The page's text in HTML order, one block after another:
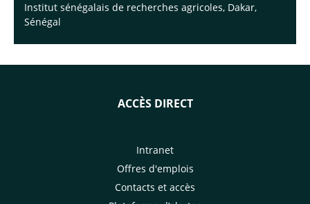
Institut sénégalais de recherches agricoles, Dakar,
Sénégal
ACCÈS DIRECT
Intranet
Offres d'emplois
Contacts et accès